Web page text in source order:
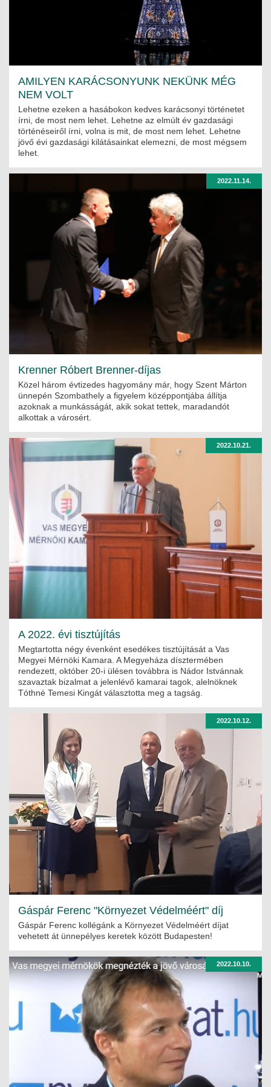
MÉRNÖKI VÁLLALKOZÁSOK
SZEMÉLYES PORTFÓLIÓK
KAPCSOLAT
AMILYEN KARÁCSONYUNK NEKÜNK MÉG
NEM VOLT
Lehetne ezeken a hasábokon kedves karácsonyi történetet
írni, de most nem lehet. Lehetne az elmúlt év gazdasági
történéseiről írni, volna is mit, de most nem lehet. Lehetne
jövő évi gazdasági kilátásainkat elemezni, de most mégsem
lehet.
2022.11.14.
Krenner Róbert Brenner-díjas
Közel három évtizedes hagyomány már, hogy Szent Márton
ünnepén Szombathely a figyelem középpontjába állítja
azoknak a munkásságát, akik sokat tettek, maradandót
alkottak a városért.
2022.10.21.
A 2022. évi tisztújítás
Megtartotta négy évenként esedékes tisztújítását a Vas
Megyei Mérnöki Kamara. A Megyeháza dísztermében
rendezett, október 20-i ülésen továbbra is Nádor Istvánnak
szavaztak bizalmat a jelenlévő kamarai tagok, alelnöknek
Tóthné Temesi Kingát választotta meg a tagság.
2022.10.12.
Gáspár Ferenc "Környezet Védelméért" díj
Gáspár Ferenc kollégánk a Környezet Védelméért díjat
vehetett át ünnepélyes keretek között Budapesten!
2022.10.10.